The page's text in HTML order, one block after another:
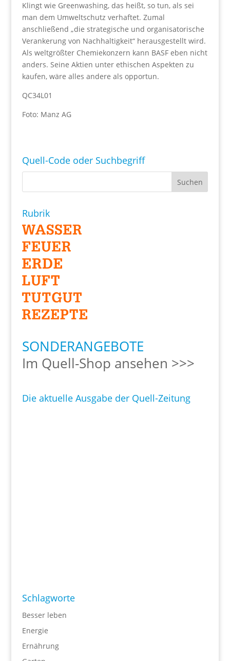
Klingt wie Greenwashing, das heißt, so tun, als sei
man dem Umweltschutz verhaftet. Zumal
anschließend „die strategische und organisatorische
Verankerung von Nachhaltigkeit“ herausgestellt wird.
Als weltgrößter Chemiekonzern kann BASF eben nicht
anders. Seine Aktien unter ethischen Aspekten zu
kaufen, wäre alles andere als opportun.
QC34L01
Foto: Manz AG
Quell-Code oder Suchbegriff
Rubrik
SONDERANGEBOTE
Im Quell-Shop ansehen >>>
Die aktuelle Ausgabe der Quell-Zeitung
Schlagworte
Besser leben
Energie
Ernährung